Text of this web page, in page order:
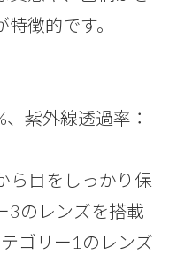
徴的です。
紫外線透過率：
ら目をしっかり保
3のレンズを搭載
テゴリー1のレンズ